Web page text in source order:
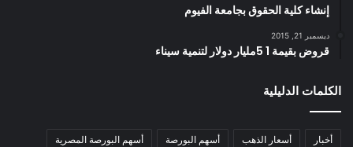
إنشاء كلية الحقوق بجامعة الفيوم
ديسمبر 21, 2015
قروض بقيمة 1 5مليار دولار لتنمية سيناء
الكلمات الدليلية
أخبار أسعار الذهب أسهم البورصة أسهم البورصة المصرية